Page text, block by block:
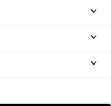


